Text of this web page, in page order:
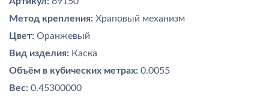
Метод крепления: Храповый механизм
Цвет: Оранжевый
Вид изделия: Каска
Объём в кубических метрах: 0.0055
Вес: 0.45300000